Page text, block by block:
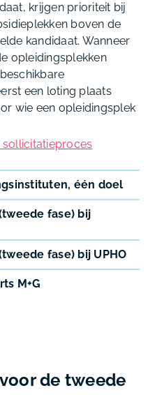
krijgen prioriteit bij
boven de
kandidaat. Wanneer
opleidingsplekken
een loting plaats
wie een opleidingsplek
één doel
fase) bij
fase) bij UPHO
M+G
de tweede